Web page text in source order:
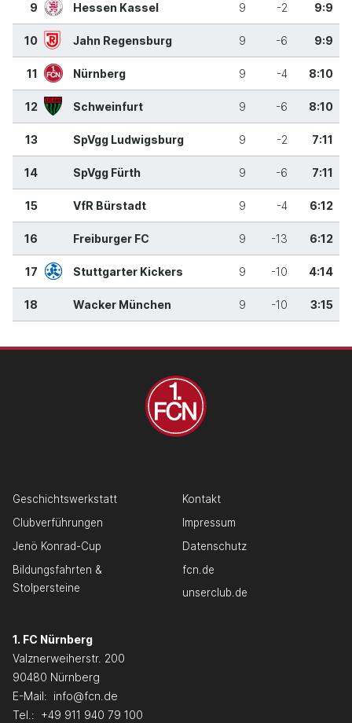
9 Hessen Kassel 9 -2 9:9
10 Jahn Regensburg 9 -6 9:9
11 Nürnberg 9 -4 8:10
12 Schweinfurt 9 -6 8:10
13 SpVgg Ludwigsburg 9 -2 7:11
14 SpVgg Fürth 9 -6 7:11
15 VfR Bürstadt 9 -4 6:12
16 Freiburger FC 9 -13 6:12
17 Stuttgarter Kickers 9 -10 4:14
18 Wacker München 9 -10 3:15
Geschichtswerkstatt
Clubverführungen
Jenö Konrad-Cup
Bildungsfahrten &
Stolpersteine
Kontakt
Impressum
Datenschutz
fcn.de
unserclub.de
1. FC Nürnberg
Valznerweiherstr. 200
90480 Nürnberg
E-Mail: info@fcn.de
Tel.: +49 911 940 79 100